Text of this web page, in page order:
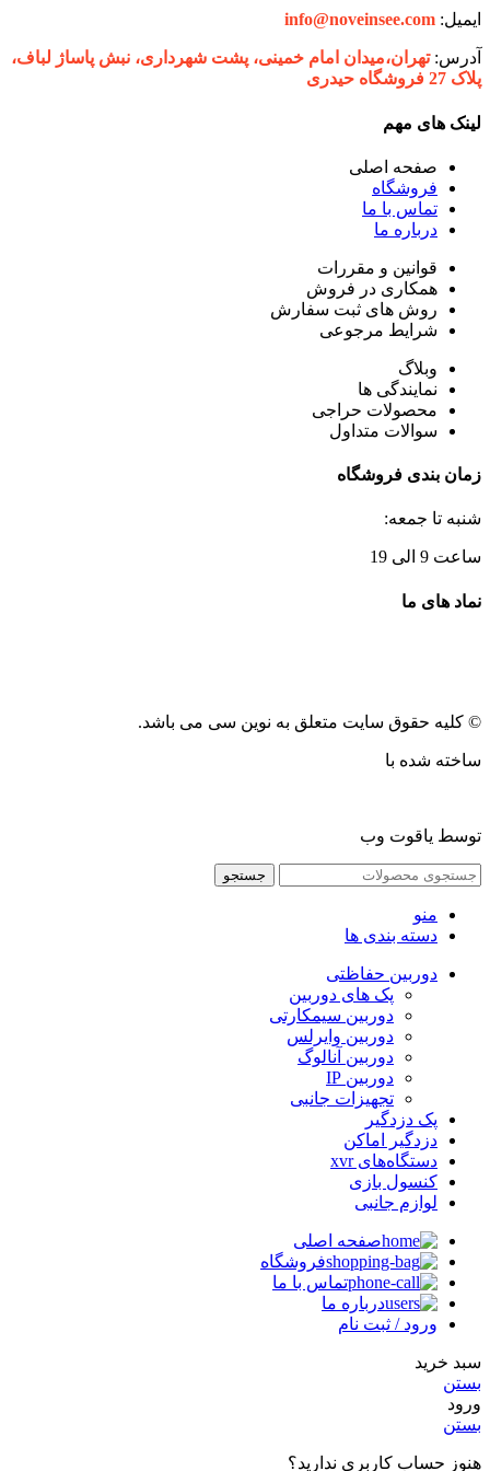
ایمیل: info@noveinsee.com
آدرس:تهران،‌میدان امام خمینی، پشت شهرداری، نبش پاساژ لباف،
پلاک 27 فروشگاه حیدری
لینک های مهم
صفحه اصلی
فروشگاه
تماس با ما
درباره ما
قوانین و مقررات
همکاری در فروش
روش های ثبت سفارش
شرایط مرجوعی
وبلاگ
نمایندگی ها
محصولات حراجی
سوالات متداول
زمان بندی فروشگاه
شنبه تا جمعه:
ساعت 9 الی 19
نماد های ما
© کلیه حقوق سایت متعلق به نوین سی می باشد.
ساخته شده با
توسط یاقوت وب
جستجو
منو
دسته بندی ها
دوربین حفاظتی
پک های دوربین
دوربین سیمکارتی
دوربین وایرلس
دوربین آنالوگ
دوربین IP
تجهیزات جانبی
پک دزدگیر
دزدگیر اماکن
دستگاه‌های xvr
کنسول بازی
لوازم جانبی
صفحه اصلی
فروشگاه
تماس با ما
درباره ما
ورود / ثبت نام
سبد خرید
بستن
ورود
بستن
هنوز حساب کاربری ندارید؟